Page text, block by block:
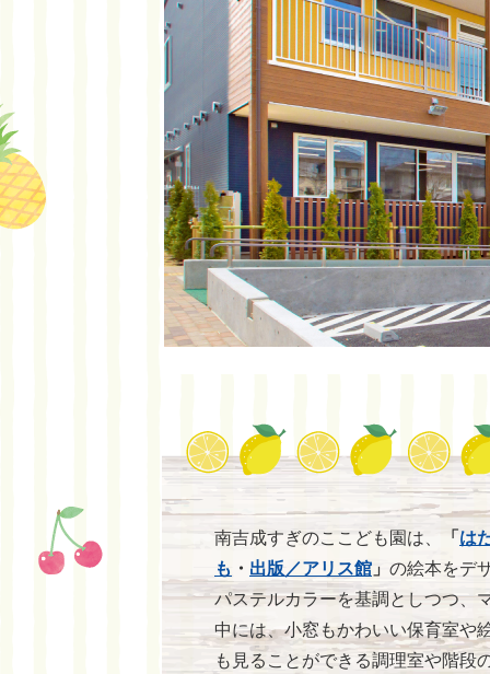
南吉成すぎのここども園は、 「 は
も ・ 出版／アリス館 」 の絵本をデ
パステルカラーを基調としつつ、
中には、小窓もかわいい保育室や
も見ることができる調理室や階段